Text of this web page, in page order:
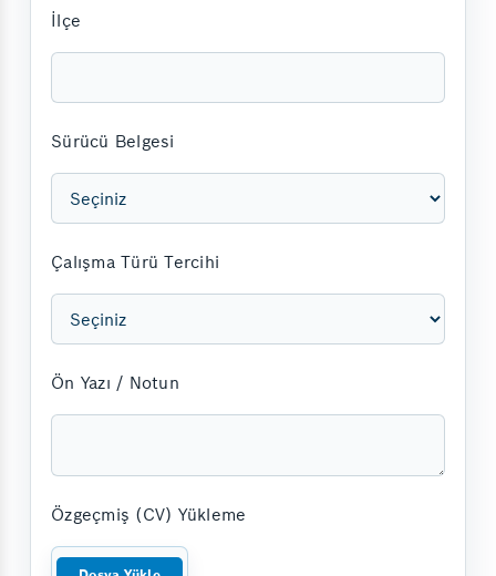
İlçe
Sürücü Belgesi
Çalışma Türü Tercihi
Ön Yazı / Notun
Özgeçmiş (CV) Yükleme